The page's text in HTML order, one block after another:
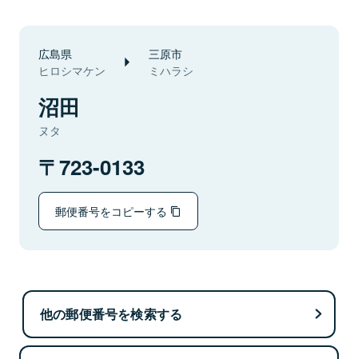
広島県
ヒロシマケン
三原市
ミハラシ
沼田
ヌタ
723-0133
郵便番号をコピーする
他の郵便番号を検索する